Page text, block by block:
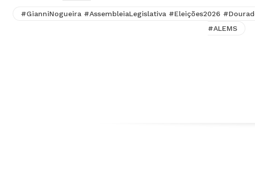
#GianniNogueira #AssembleiaLegislativa #Eleições2026
#ALEMS